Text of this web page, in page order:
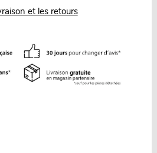
et les retours